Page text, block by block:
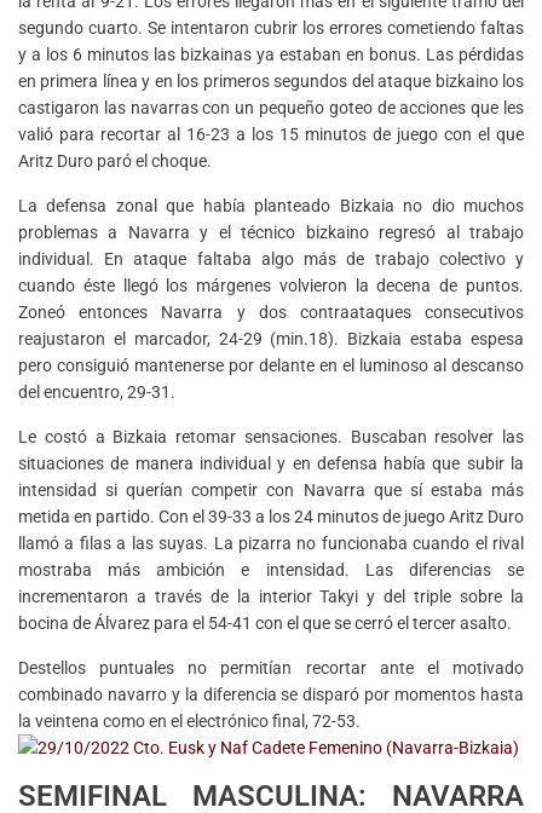
segundo cuarto. Se intentaron cubrir los errores cometiendo faltas
y a los 6 minutos las bizkainas ya estaban en bonus. Las pérdidas
en primera línea y en los primeros segundos del ataque bizkaino los
castigaron las navarras con un pequeño goteo de acciones que les
valió para recortar al 16-23 a los 15 minutos de juego con el que
Aritz Duro paró el choque.
La defensa zonal que había planteado Bizkaia no dio muchos
problemas a Navarra y el técnico bizkaino regresó al trabajo
individual. En ataque faltaba algo más de trabajo colectivo y
cuando éste llegó los márgenes volvieron la decena de puntos.
Zoneó entonces Navarra y dos contraataques consecutivos
reajustaron el marcador, 24-29 (min.18). Bizkaia estaba espesa
pero consiguió mantenerse por delante en el luminoso al descanso
del encuentro, 29-31.
Le costó a Bizkaia retomar sensaciones. Buscaban resolver las
situaciones de manera individual y en defensa había que subir la
intensidad si querían competir con Navarra que sí estaba más
metida en partido. Con el 39-33 a los 24 minutos de juego Aritz Duro
llamó a filas a las suyas. La pizarra no funcionaba cuando el rival
mostraba más ambición e intensidad. Las diferencias se
incrementaron a través de la interior Takyi y del triple sobre la
bocina de Álvarez para el 54-41 con el que se cerró el tercer asalto.
Destellos puntuales no permitían recortar ante el motivado
combinado navarro y la diferencia se disparó por momentos hasta
la veintena como en el electrónico final, 72-53.
SEMIFINAL MASCULINA: NAVARRA